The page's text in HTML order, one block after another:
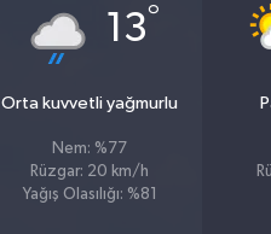
13°
Orta kuvvetli yağmurlu
Nem: %77
Rüzgar: 20 km/h
Yağış Olasılığı: %81